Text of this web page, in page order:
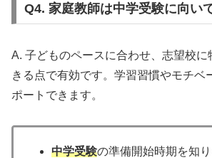
Q4. 家庭教師は中学受験に向い
A. 子どものペースに合わせ、志望校に
きる点で有効です。学習習慣やモチベ
ポートできます。
中学受験の準備開始時期を知